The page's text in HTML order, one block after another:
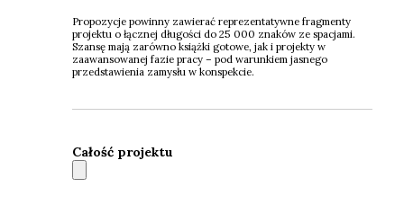
Pro­po­zy­cje powin­ny zawie­rać repre­zen­ta­tyw­ne frag­men­ty
pro­jek­tu o łącz­nej dłu­go­ści do 25 000 zna­ków ze spa­cja­mi.
Szan­sę mają zarów­no książ­ki goto­we, jak i pro­jek­ty w
zaawan­so­wa­nej fazie pra­cy – pod warun­kiem jasne­go
przed­sta­wie­nia zamy­słu w kon­spek­cie.
Całość pro­jek­tu